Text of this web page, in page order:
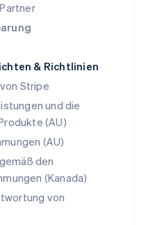
& Richtlinien
Stripe
und die
(AU)
(AU)
den
(Kanada)
von